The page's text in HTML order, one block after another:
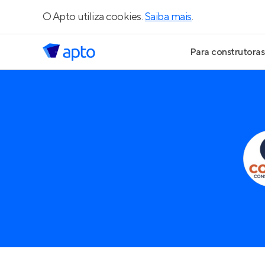
O Apto utiliza cookies.Saiba mais.
Para construtoras
Geração de
Maiores
Anunciar